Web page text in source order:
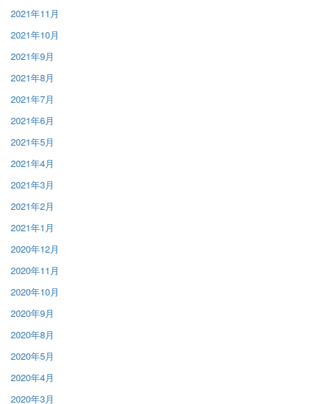
2021年11月
2021年10月
2021年9月
2021年8月
2021年7月
2021年6月
2021年5月
2021年4月
2021年3月
2021年2月
2021年1月
2020年12月
2020年11月
2020年10月
2020年9月
2020年8月
2020年5月
2020年4月
2020年3月